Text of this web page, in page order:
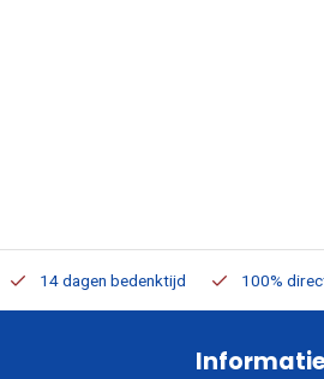
14 dagen bedenktijd 100%